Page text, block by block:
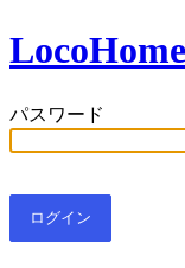
パスワード